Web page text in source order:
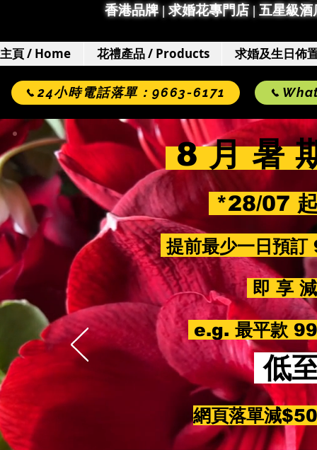
香港品牌 | 求婚花專門店| 五星級
主頁 / Home 花禮產品 / Products 求婚及生日佈
24小時電話落單：9663-6171
8 月 暑
*28/07
提前最少一日預
即 享
e.g. 最平款
低
網頁落單減